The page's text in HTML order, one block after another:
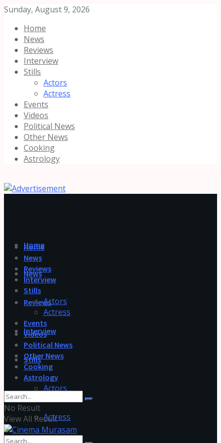
Sunday, August 9, 2026
Home
News
Reviews
Interview
Stills
Actors
Actress
Events
Videos
Political News
Other News
Cooking
Astrology
Home
News
Reviews
Interview
Stills
Actors
Actress
Home
News
Reviews
Interview
Stills
Actors
Actress
Events
Videos
Political News
Other News
Cooking
Astrology
No Result
View All Result